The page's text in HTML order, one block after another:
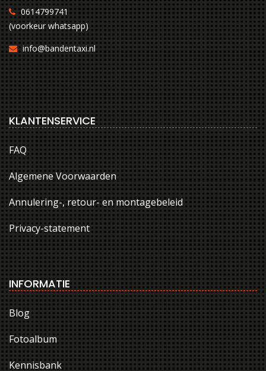
0614799741
(voorkeur whatsapp)
info@bandentaxi.nl
KLANTENSERVICE
FAQ
Algemene Voorwaarden
Annulering-, retour- en montagebeleid
Privacy-statement
INFORMATIE
Blog
Fotoalbum
Kennisbank